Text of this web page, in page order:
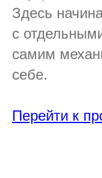
Здесь
с
самим
себе.
Перейти к